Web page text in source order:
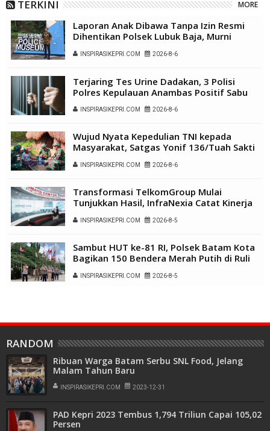
TERKINI MORE
Laporan Anak Dibawa Tanpa Izin Resmi
Dihentikan Polsek Lubuk Baja, Murni
Sengketa Hak Asuh
INSPIRASIKEPRI.COM 2026-8-6
Terjaring Tes Urine Dadakan, 3 Polisi
Polres Kepulauan Anambas Positif Sabu
INSPIRASIKEPRI.COM 2026-8-6
Wujud Nyata Kepedulian TNI kepada
Masyarakat, Satgas Yonif 136/Tuah Sakti
Gelar Pengobatan Keliling di Kampung
Kalome
INSPIRASIKEPRI.COM 2026-8-6
Transformasi TelkomGroup Mulai
Tunjukkan Hasil, InfraNexia Catat Kinerja
Positif Perkuat Infrastruktur Digital
Nasional
INSPIRASIKEPRI.COM 2026-8-5
Sambut HUT ke-81 RI, Polsek Batam Kota
Bagikan 150 Bendera Merah Putih di Ruli
Kampung Belian Perpat
INSPIRASIKEPRI.COM 2026-8-5
RANDOM
Ribuan Warga Batam Serbu SNL Food, Jelang
Malam Tahun Baru
INSPIRASIKEPRI.COM 2023-12-31
PAD Kepri 2023 Tembus 1,794 Triliun Capai 105,02
Persen